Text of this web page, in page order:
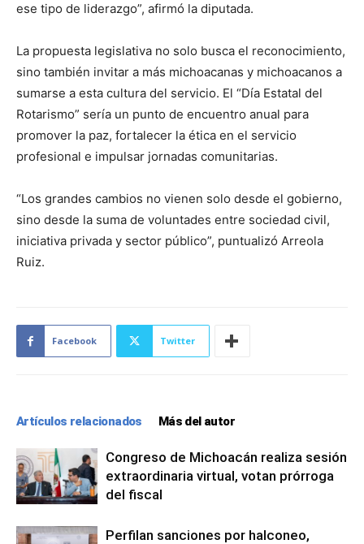
ese tipo de liderazgo”, afirmó la diputada.
La propuesta legislativa no solo busca el reconocimiento,
sino también invitar a más michoacanas y michoacanos a
sumarse a esta cultura del servicio. El “Día Estatal del
Rotarismo” sería un punto de encuentro anual para
promover la paz, fortalecer la ética en el servicio
profesional e impulsar jornadas comunitarias.
“Los grandes cambios no vienen solo desde el gobierno,
sino desde la suma de voluntades entre sociedad civil,
iniciativa privada y sector público”, puntualizó Arreola
Ruiz.
Facebook Twitter
Artículos relacionados Más del autor
Congreso de Michoacán realiza sesión
extraordinaria virtual, votan prórroga
del fiscal
Perfilan sanciones por halconeo,